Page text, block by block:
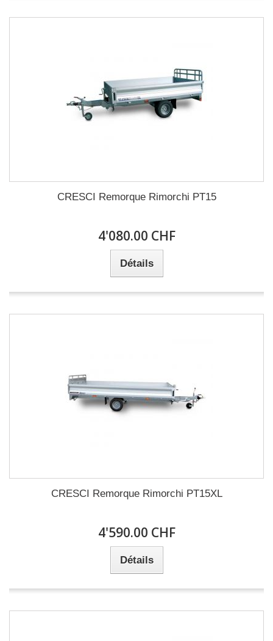
CRESCI Remorque Rimorchi PT15
4'080.00 CHF
Détails
CRESCI Remorque Rimorchi PT15XL
4'590.00 CHF
Détails